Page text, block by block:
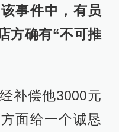
该事件中，有员
方确有“不可推
补偿他3000元
面给一个诚恳